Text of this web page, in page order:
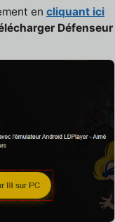
en cliquant ici
Défenseur